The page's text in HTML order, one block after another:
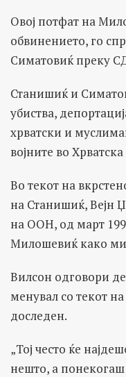
Овој потфат на
обвинението, го
Симатовиќ преку
Станишиќ и
убиства,
хрватски и
војните во
Во текот на
на Станишиќ, Вејн
на ООН, од март
Милошевиќ како
Вилсон одговори
менувал со текот
доследен.
„Тој често ќе
нешто, а